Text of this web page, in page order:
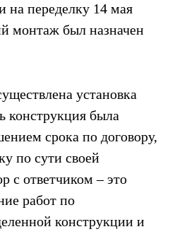
на переделку 14 мая
монтаж был назначен
установка
конструкция была
срока по договору,
по сути своей
с ответчиком – это
работ по
конструкции и